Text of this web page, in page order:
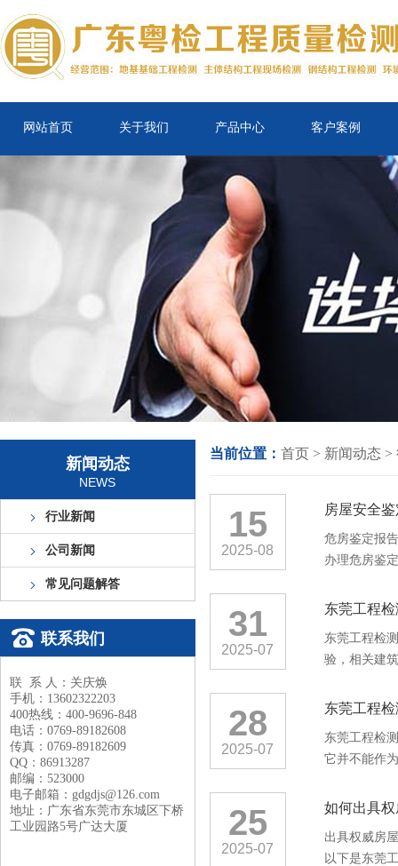
网站首页 关于我们 产品中心 客户案例
新闻动态
NEWS
行业新闻
公司新闻
常见问题解答
联系我们
联 系 人：关庆焕
手机：13602322203
400热线：400-9696-848
电话：0769-89182608
传真：0769-89182609
QQ：86913287
邮编：523000
电子邮箱：gdgdjs@126.com
地址：广东省东莞市东城区下桥
工业园路5号广达大厦
当前位置： 首页 > 新闻动态 >
15
2025-08
房屋安全
危房鉴定报
办理危房鉴
31
2025-07
东莞工程
东莞工程检
验，相关建
28
2025-07
东莞工程
东莞工程检
它并不能作
25
2025-07
如何出具
出具权威房
以下是东莞